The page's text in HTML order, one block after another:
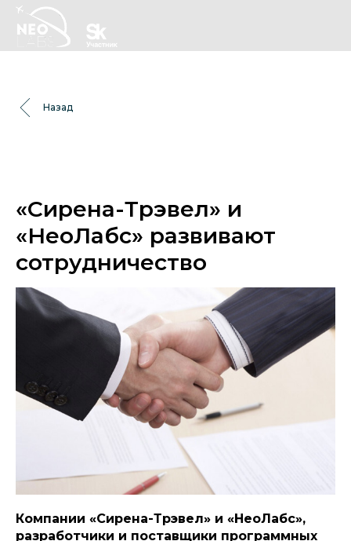
Назад
«Сирена-Трэвел» и
«НеоЛабс» развивают
сотрудничество
Компании «Сирена-Трэвел» и «НеоЛабс»,
разработчики и поставщики программных